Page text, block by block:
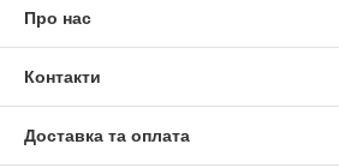
Про нас
Контакти
Доставка та оплата